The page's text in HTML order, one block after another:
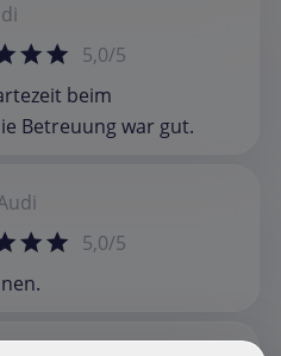
5,0/5
beim
Betreuung war gut.
5,0/5